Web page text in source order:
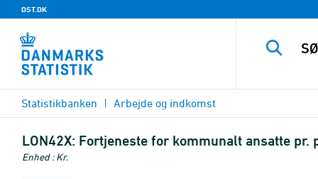
DST.DK
Statistikbanken Arbejde og indkomst
LON42X: Fortjeneste for kommunalt ansatte
Enhed : Kr.